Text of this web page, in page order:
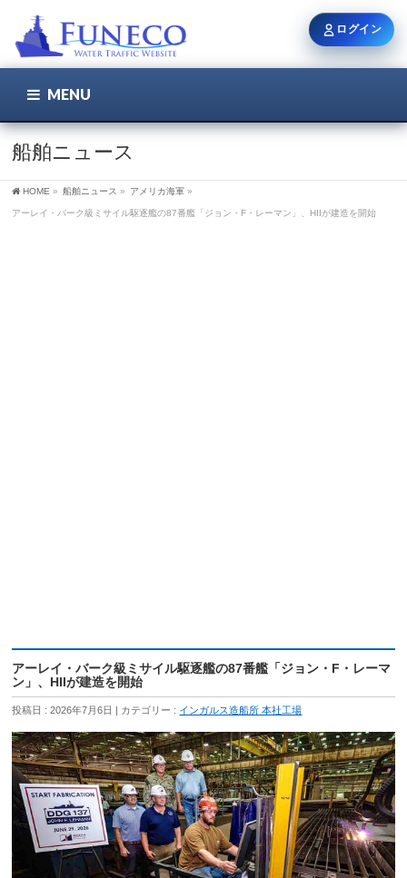
MENU
船舶ニュース
HOME » 船舶ニュース » アメリカ海軍 »
アーレイ・バーク級ミサイル駆逐艦の87番艦「ジョン・F・レーマン」、HIIが建造を開始
アーレイ・バーク級ミサイル駆逐艦の87番艦「ジョン・F・レーマ
ン」、HIIが建造を開始
投稿日 : 2026年7月6日 カテゴリー : インガルス造船所 本社工場
ログイン
ユーザー名 / メール